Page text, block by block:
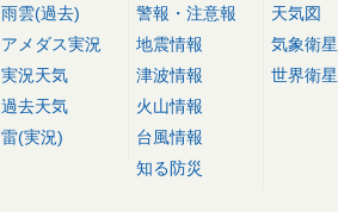
雨雲(過去)
アメダス実況
実況天気
過去天気
雷(実況)
警報・注意報
地震情報
津波情報
火山情報
台風情報
知る防災
天気図
気象衛星
世界衛星